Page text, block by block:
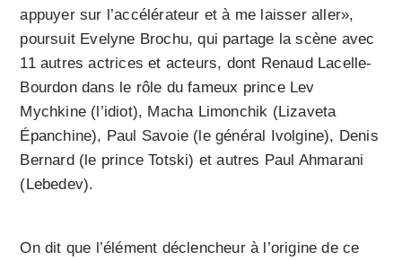
appuyer sur l’accélérateur et à me laisser aller»,
poursuit Evelyne Brochu, qui partage la scène avec
11 autres actrices et acteurs, dont Renaud Lacelle-
Bourdon dans le rôle du fameux prince Lev
Mychkine (l’idiot), Macha Limonchik (Lizaveta
Épanchine), Paul Savoie (le général Ivolgine), Denis
Bernard (le prince Totski) et autres Paul Ahmarani
(Lebedev).
On dit que l’élément déclencheur à l’origine de ce